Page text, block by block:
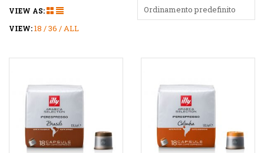
Ordinamento predefinito
VIEW AS:
VIEW:18 36 ALL